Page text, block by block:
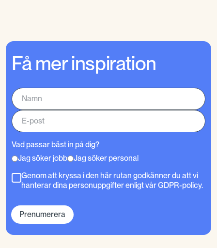
Få mer inspiration
Vad passar bäst in på dig?
Jag söker jobb
Jag söker personal
Genom att kryssa i den här rutan godkänner du att vi
hanterar dina personuppgifter enligt vår GDPR-policy.
Prenumerera